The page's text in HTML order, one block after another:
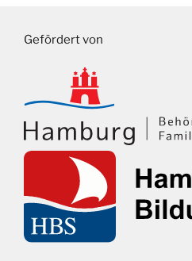
Gefördert von